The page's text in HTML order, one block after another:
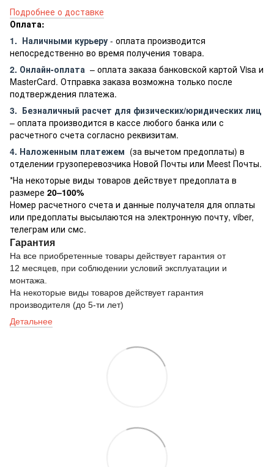
Подробнее о доставке
Оплата:
1. Наличными курьеру - оплата производится
непосредственно во время получения товара.
2. Онлайн-оплата – оплата заказа банковской картой Visa и
MasterCard. Отправка заказа возможна только после
подтверждения платежа.
3. Безналичный расчет для физических/юридических лиц
– оплата производится в кассе любого банка или с
расчетного счета согласно реквизитам.
4. Наложенным платежем (за вычетом предоплаты) в
отделении грузоперевозчика Новой Почты или Meest Почты.
*На некоторые виды товаров действует предоплата в
размере 20–100%
Номер расчетного счета и данные получателя для оплаты
или предоплаты высылаются на электронную почту, viber,
телеграм или смс.
Гарантия
На все приобретенные товары действует гарантия от
12 месяцев, при соблюдении условий эксплуатации и
монтажа.
На некоторые виды товаров действует гарантия
производителя (до 5-ти лет)
Детальнее